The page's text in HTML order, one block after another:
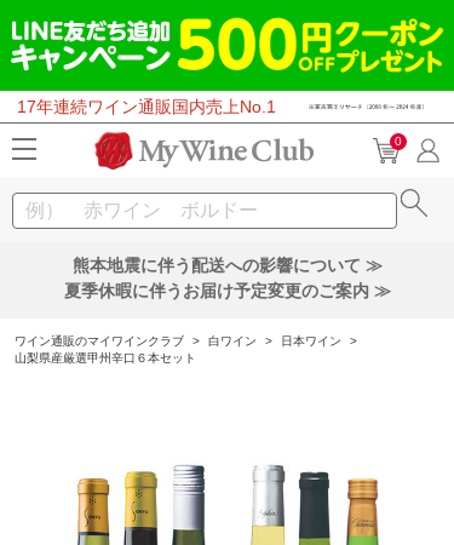
17年連続ワイン通販国内売上No.1
0
熊本地震に伴う配送への影響について ≫
夏季休暇に伴うお届け予定変更のご案内 ≫
ワイン通販のマイワインクラブ > 白ワイン > 日本ワイン
>
山梨県産厳選甲州辛口６本セット